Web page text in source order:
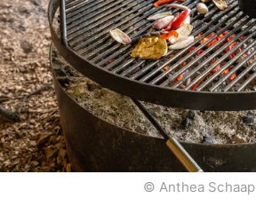
© Anthea Schaap